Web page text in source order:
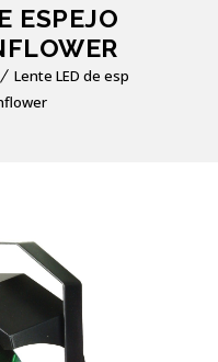
ESPEJO
Lente LED de esp